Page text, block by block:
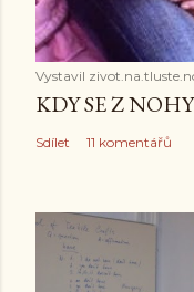
Vystavil
KDY SE Z
Sdílet 11 komentářů